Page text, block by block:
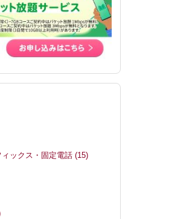
ィックス・固定電話 (15)